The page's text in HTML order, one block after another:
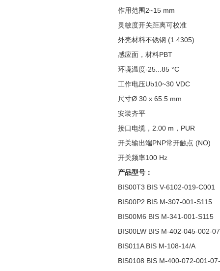
作用范围2~15 mm
灵敏度开关距离可校准
外壳材料不锈钢 (1.4305)
感应面，材料PBT
环境温度-25...85 °C
工作电压Ub10~30 VDC
尺寸Ø 30 x 65.5 mm
安装齐平
接口电缆，2.00 m，PUR
开关输出端PNP常开触点 (NO)
开关频率100 Hz
产品型号：
BIS00T3 BIS V-6102-019-C001
BIS00P2 BIS M-307-001-S115
BIS00M6 BIS M-341-001-S115
BIS00LW BIS M-402-045-002-
BIS011A BIS M-108-14/A
BIS0108 BIS M-400-072-001-